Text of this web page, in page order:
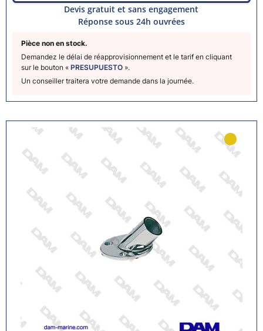
Pièce non en stock.
Demandez le délai de réapprovisionnement et le tarif en cliquant
sur le bouton « PRESUPUESTO ».
Un conseiller traitera votre demande dans la journée.
Devis gratuit et sans engagement
Réponse sous 24h ouvrées